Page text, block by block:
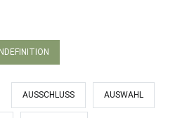
AUSSCHLUSS AUSWAHL